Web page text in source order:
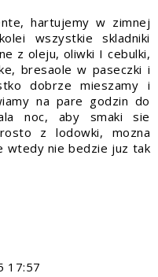
hartujemy w zimnej
wszystkie skladniki
z oleju, oliwki I cebulki,
bresaole w paseczki i
dobrze mieszamy i
na pare godzin do
noc, aby smaki sie
z lodowki, mozna
wtedy nie bedzie juz tak
17:57